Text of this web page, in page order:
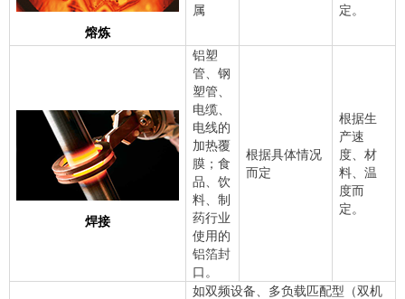
熔炼
属
定。
焊接
铝塑
管、钢
塑管、
电缆、
电线的
加热覆
膜；食
品、饮
料、制
药行业
使用的
铝箔封
口。
根据具体情况
而定
根据生
产速
度、材
料、温
度而
定。
如双频设备、多负载匹配型（双机